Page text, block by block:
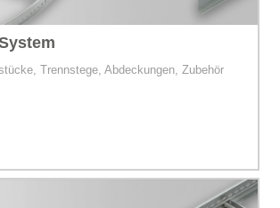
Trennstege, Abdeckungen, Zubehör